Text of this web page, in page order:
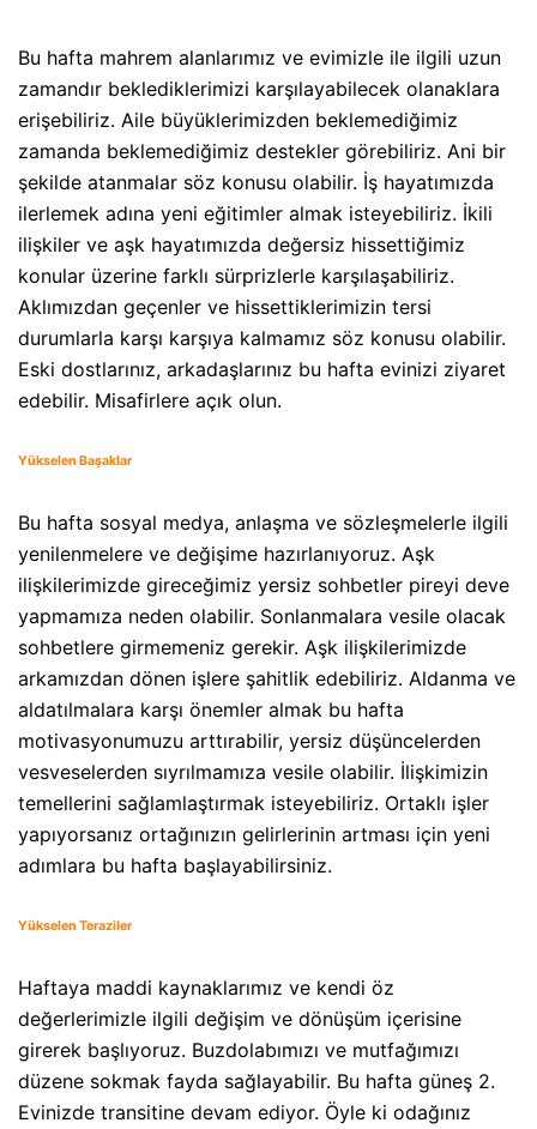
Bu hafta mahrem alanlarımız ve evimizle ile ilgili uzun
zamandır beklediklerimizi karşılayabilecek olanaklara
erişebiliriz. Aile büyüklerimizden beklemediğimiz
zamanda beklemediğimiz destekler görebiliriz. Ani bir
şekilde atanmalar söz konusu olabilir. İş hayatımızda
ilerlemek adına yeni eğitimler almak isteyebiliriz. İkili
ilişkiler ve aşk hayatımızda değersiz hissettiğimiz
konular üzerine farklı sürprizlerle karşılaşabiliriz.
Aklımızdan geçenler ve hissettiklerimizin tersi
durumlarla karşı karşıya kalmamız söz konusu olabilir.
Eski dostlarınız, arkadaşlarınız bu hafta evinizi ziyaret
edebilir. Misafirlere açık olun.
Yükselen Başaklar
Bu hafta sosyal medya, anlaşma ve sözleşmelerle ilgili
yenilenmelere ve değişime hazırlanıyoruz. Aşk
ilişkilerimizde gireceğimiz yersiz sohbetler pireyi deve
yapmamıza neden olabilir. Sonlanmalara vesile olacak
sohbetlere girmemeniz gerekir. Aşk ilişkilerimizde
arkamızdan dönen işlere şahitlik edebiliriz. Aldanma ve
aldatılmalara karşı önemler almak bu hafta
motivasyonumuzu arttırabilir, yersiz düşüncelerden
vesveselerden sıyrılmamıza vesile olabilir. İlişkimizin
temellerini sağlamlaştırmak isteyebiliriz. Ortaklı işler
yapıyorsanız ortağınızın gelirlerinin artması için yeni
adımlara bu hafta başlayabilirsiniz.
Yükselen Teraziler
Haftaya maddi kaynaklarımız ve kendi öz
değerlerimizle ilgili değişim ve dönüşüm içerisine
girerek başlıyoruz. Buzdolabımızı ve mutfağımızı
düzene sokmak fayda sağlayabilir. Bu hafta güneş 2.
Evinizde transitine devam ediyor. Öyle ki odağınız